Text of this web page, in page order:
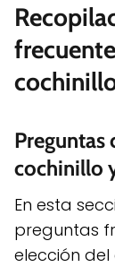
Preguntas
cochinillo
En esta
preguntas
elección del